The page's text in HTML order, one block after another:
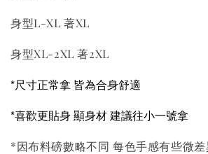
身型L-XL 著XL
身型XL-2XL 著2XL
*尺寸正常拿 皆為合身舒適
*喜歡更貼身 顯身材 建議往小一號拿
*因布料磅數略不同 每色手感有些微